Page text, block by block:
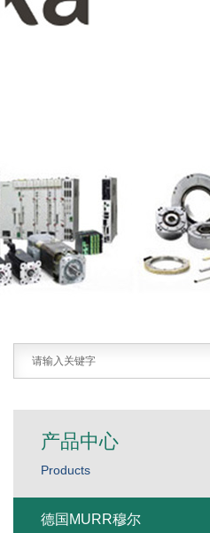
产品中心
Products
德国MURR穆尔